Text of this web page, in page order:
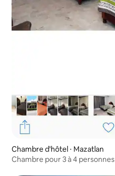
Chambre d'hôtel ⋅ Mazatlan
Chambre pour 3 à 4 personnes